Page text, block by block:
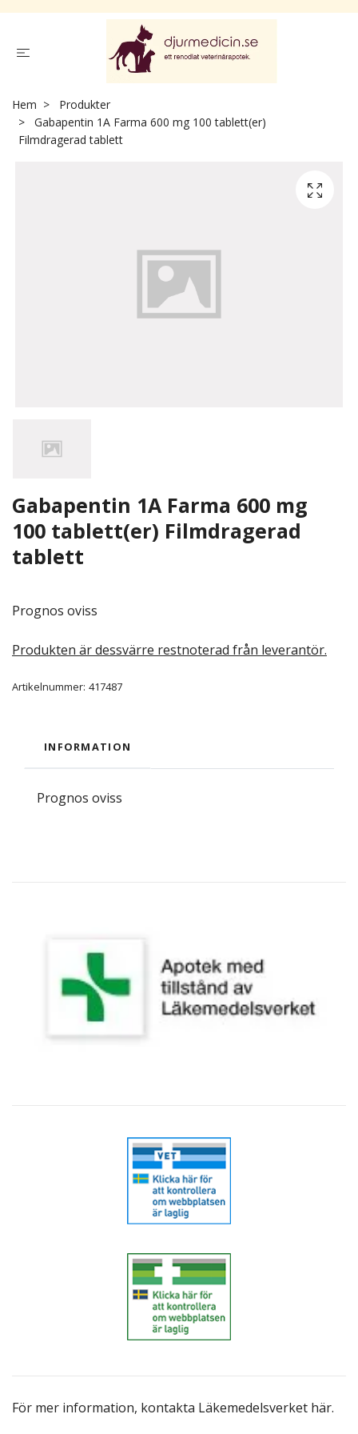
För mer information, kontakta Läkemedelsverket här.
Hem
Produkter
Gabapentin 1A Farma 600 mg 100 tablett(er)
Filmdragerad tablett
Gabapentin 1A Farma 600 mg
100 tablett(er) Filmdragerad
tablett
Prognos oviss
Produkten är dessvärre restnoterad från leverantör.
Artikelnummer: 417487
INFORMATION
Prognos oviss